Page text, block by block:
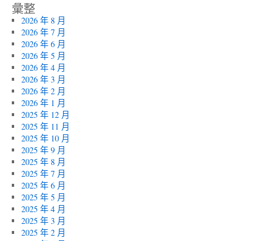
彙整
2026 年 8 月
2026 年 7 月
2026 年 6 月
2026 年 5 月
2026 年 4 月
2026 年 3 月
2026 年 2 月
2026 年 1 月
2025 年 12 月
2025 年 11 月
2025 年 10 月
2025 年 9 月
2025 年 8 月
2025 年 7 月
2025 年 6 月
2025 年 5 月
2025 年 4 月
2025 年 3 月
2025 年 2 月